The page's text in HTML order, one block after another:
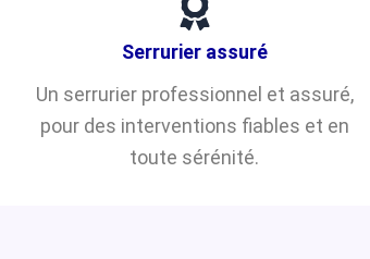
Serrurier assuré
Un serrurier professionnel et assuré,
pour des interventions fiables et en
toute sérénité.